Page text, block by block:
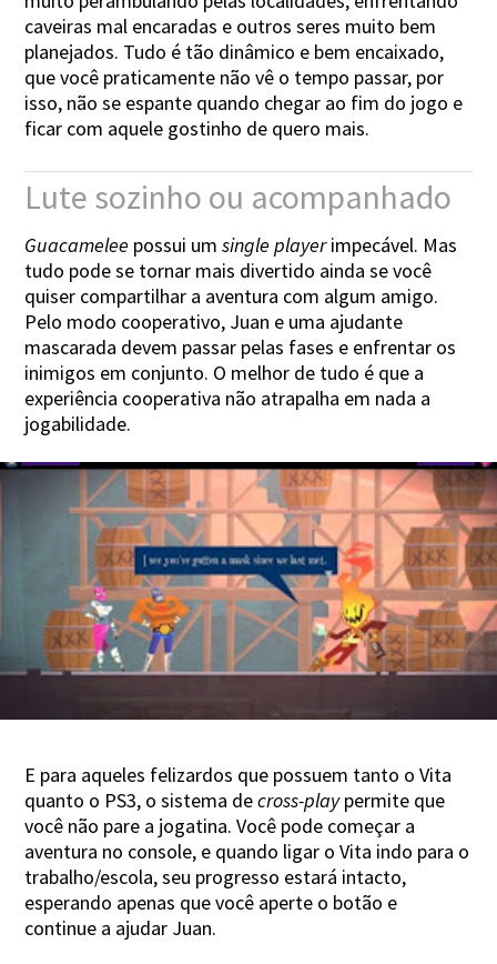
caveiras mal encaradas e outros seres muito bem
planejados. Tudo é tão dinâmico e bem encaixado,
que você praticamente não vê o tempo passar, por
isso, não se espante quando chegar ao fim do jogo e
ficar com aquele gostinho de quero mais.
Lute sozinho ou acompanhado
Guacamelee possui umsingle playerimpecável. Mas
tudo pode se tornar mais divertido ainda se você
quiser compartilhar a aventura com algum amigo.
Pelo modo cooperativo, Juan e uma ajudante
mascarada devem passar pelas fases e enfrentar os
inimigos em conjunto. O melhor de tudo é que a
experiência cooperativa não atrapalha em nada a
jogabilidade.
E para aqueles felizardos que possuem tanto o Vita
quanto o PS3, o sistema decross-playpermite que
você não pare a jogatina. Você pode começar a
aventura no console, e quando ligar o Vita indo para o
trabalho/escola, seu progresso estará intacto,
esperando apenas que você aperte o botão e
continue a ajudar Juan.